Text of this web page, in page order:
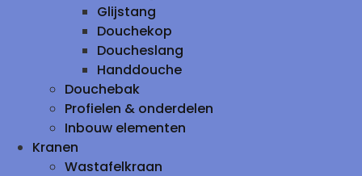
Glijstang
Douchekop
Doucheslang
Handdouche
Douchebak
Profielen & onderdelen
Inbouw elementen
Kranen
Wastafelkraan